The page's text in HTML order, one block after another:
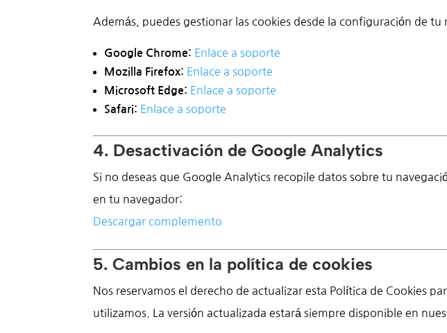
Además, puedes gestionar las cookies desde la configuración de tu
Google Chrome: Enlace a soporte
Mozilla Firefox: Enlace a soporte
Microsoft Edge: Enlace a soporte
Safari: Enlace a soporte
4. Desactivación de Google Analytics
Si no deseas que Google Analytics recopile datos sobre tu
en tu navegador:
Descargar complemento
5. Cambios en la política de cookies
Nos reservamos el derecho de actualizar esta Política de Cookies
utilizamos. La versión actualizada estará siempre disponible en